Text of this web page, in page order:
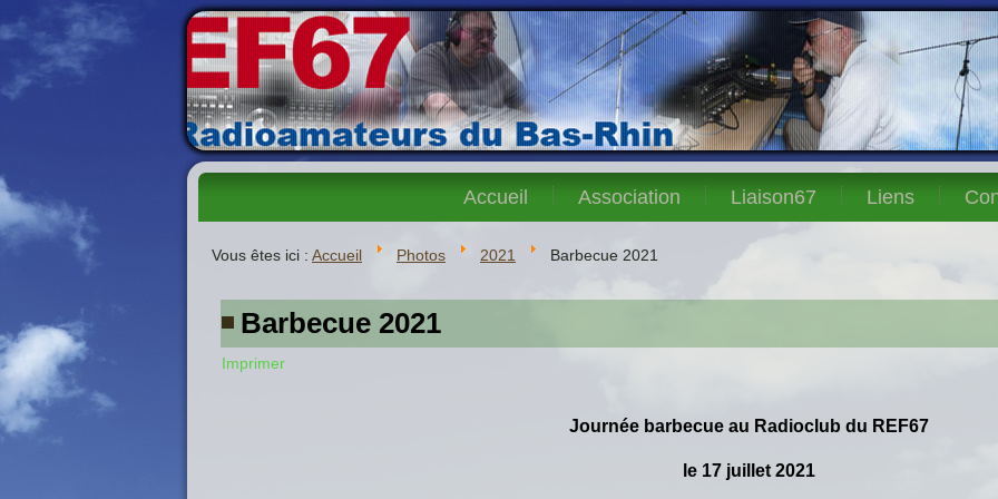
Accueil Association Liaison67 Liens
Vous êtes ici : Accueil Photos 2021 Barbecue 2021
Barbecue 2021
Imprimer
Journée barbecue au Radioclub du REF67
le 17 juillet 2021